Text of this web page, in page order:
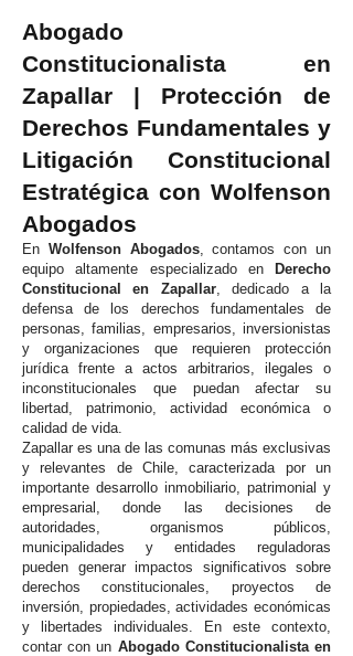
Abogado
Constitucionalista en
Zapallar | Protección de
Derechos Fundamentales y
Litigación Constitucional
Estratégica con Wolfenson
Abogados
En Wolfenson Abogados, contamos con un
equipo altamente especializado en
Derecho
Constitucional en Zapallar, dedicado a la
defensa de los derechos fundamentales de
personas, familias, empresarios, inversionistas
y organizaciones que requieren protección
jurídica frente a actos arbitrarios, ilegales o
inconstitucionales que puedan afectar su
libertad, patrimonio, actividad económica o
calidad de vida.
Zapallar es una de las comunas más exclusivas
y relevantes de Chile, caracterizada por un
importante desarrollo inmobiliario, patrimonial y
empresarial, donde las decisiones de
autoridades, organismos públicos,
municipalidades y entidades reguladoras
pueden generar impactos significativos sobre
derechos constitucionales, proyectos de
inversión, propiedades, actividades económicas
y libertades individuales. En este contexto,
contar con un Abogado Constitucionalista en